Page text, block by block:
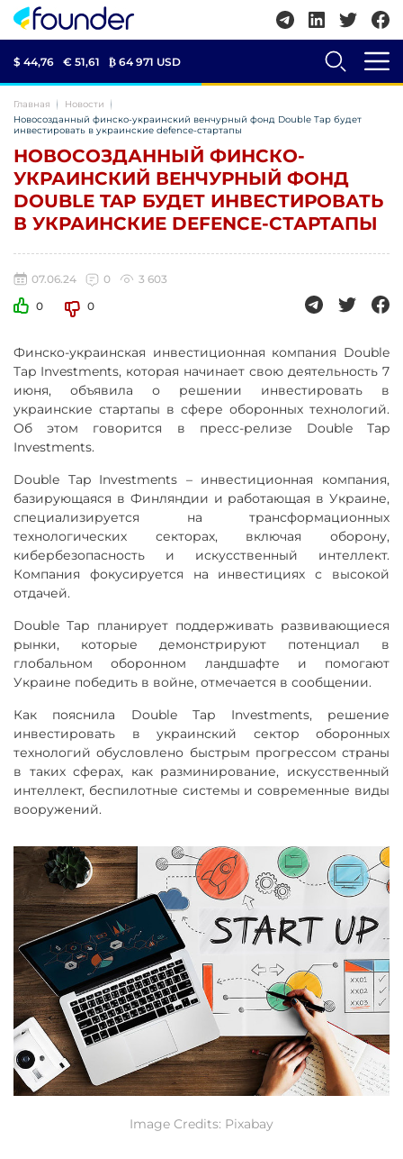
$ 44,76 € 51,61 ₿ 64 971 USD
Главная
Новости
Новосозданный финско-украинский венчурный фонд Double Tap будет
инвестировать в украинские defence-стартапы
НОВОСОЗДАННЫЙ ФИНСКО-
УКРАИНСКИЙ ВЕНЧУРНЫЙ ФОНД
DOUBLE TAP БУДЕТ ИНВЕСТИРОВАТЬ
В УКРАИНСКИЕ DEFENCE-СТАРТАПЫ
07.06.24 0
3 603
0
0
Финско-украинская инвестиционная компания Double
Tap Investments, которая начинает свою деятельность 7
июня, объявила о решении инвестировать в
украинские стартапы в сфере оборонных технологий.
Об этом говорится в пресс-релизе Double Tap
Investments.
Double Tap Investments – инвестиционная компания,
базирующаяся в Финляндии и работающая в Украине,
специализируется на трансформационных
технологических секторах, включая оборону,
кибербезопасность и искусственный интеллект.
Компания фокусируется на инвестициях с высокой
отдачей.
Double Tap планирует поддерживать развивающиеся
рынки, которые демонстрируют потенциал в
глобальном оборонном ландшафте и помогают
Украине победить в войне, отмечается в сообщении.
Как пояснила Double Tap Investments, решение
инвестировать в украинский сектор оборонных
технологий обусловлено быстрым прогрессом страны
в таких сферах, как разминирование, искусственный
интеллект, беспилотные системы и современные виды
вооружений.
Image Credits: Pixabay